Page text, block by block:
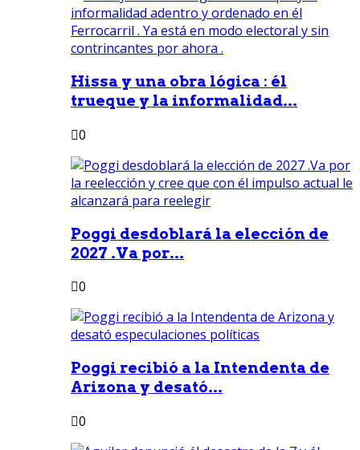
Hissa y una obra lógica : él
trueque y la informalidad...
0
Poggi desdoblará la elección de
2027 .Va por...
0
Poggi recibió a la Intendenta de
Arizona y desató...
0